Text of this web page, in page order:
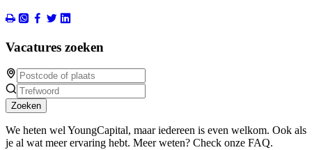
Vacatures zoeken
Zoeken
We heten wel YoungCapital, maar iedereen is even welkom. Ook als
je al wat meer ervaring hebt. Meer weten? Check onze FAQ.